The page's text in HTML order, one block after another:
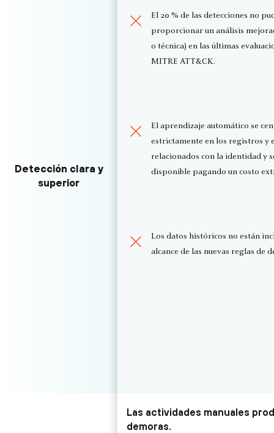
Detección clara y
superior
El 20 % de las detecciones no
proporcionar un análisis
o técnica) en las últimas
MITRE ATT&CK.
El aprendizaje automático se
estrictamente en los registros y
relacionados con la identidad y
disponible pagando un costo
Los datos históricos no están
alcance de las nuevas reglas de
Las actividades manuales
demoras.